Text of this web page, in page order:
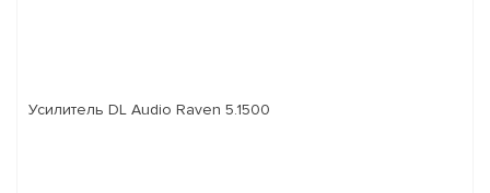
Усилитель DL Audio Raven 5.1500